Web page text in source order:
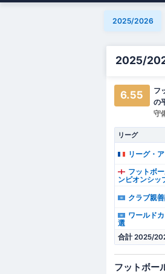
2025/2026
2025/
6.55
フ
の
守
リーグ
リーグ・
フットボ
ンピオンシッ
クラブ親
ワールド
選
合計 2025/
フットボー